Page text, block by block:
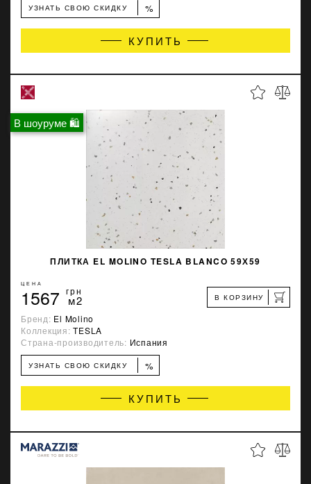
УЗНАТЬ СВОЮ СКИДКУ %
КУПИТЬ
В шоуруме 🛍
ПЛИТКА EL MOLINO TESLA BLANCO 59Х59
ЦЕНА
1567 грн
м2 В КОРЗИНУ
Бренд: El Molino
Коллекция:TESLA
Страна-производитель: Испания
УЗНАТЬ СВОЮ СКИДКУ %
КУПИТЬ